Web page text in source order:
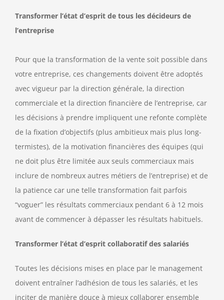
Transformer l’état d’esprit de tous les décideurs de
l’entreprise
Pour que la transformation de la vente soit possible dans
votre entreprise, ces changements doivent être adoptés
avec vigueur par la direction générale, la direction
commerciale et la direction financière de l’entreprise, car
les décisions à prendre impliquent une refonte complète
de la fixation d’objectifs (plus ambitieux mais plus long-
termistes), de la motivation financières des équipes (qui
ne doit plus être limitée aux seuls commerciaux mais
inclure de nombreux autres métiers de l’entreprise) et de
la patience car une telle transformation fait parfois
“voguer” les résultats commerciaux pendant 6 à 12 mois
avant de commencer à dépasser les résultats habituels.
Transformer l’état d’esprit collaboratif des salariés
Toutes les décisions mises en place par le management
doivent entraîner l’adhésion de tous les salariés, et les
inciter de manière douce à mieux collaborer ensemble